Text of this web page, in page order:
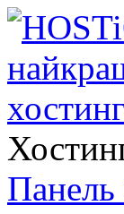
Панель